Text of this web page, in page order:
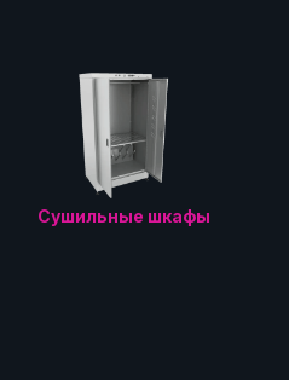
Сушильные шкафы